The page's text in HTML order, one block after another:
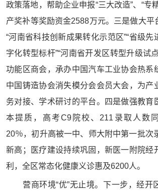
政策落地，帮助企业申报“三大改造”、“专
产奖补等奖励资金2588万元。三是做大平
“河南省科技创新成果转化示范区”“省级
字化转型标杆”“河南省开发区转型升级试
功能区商会，承办中国汽车工业协会热系
中国铸造协会消失模分会会员大会，为产
务对接、学术研讨的平台。四是做强教育
本提质，高考C9院校、211录取人数
20％，初升高被一中、师大附中第一批次
新高；医疗建设持续巩固，新医一附院经
利，全区常态化健康义诊惠及6200人。
营商环境“优”无止境。下一步，经开